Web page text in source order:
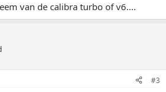
van de calibra turbo of v6....
#3